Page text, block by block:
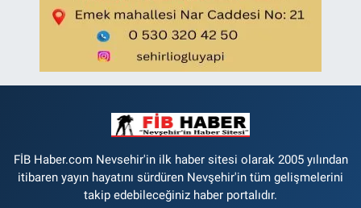
FİB Haber.com Nevsehir'in ilk haber sitesi olarak 2005 yılından
itibaren yayın hayatını sürdüren Nevşehir'in tüm gelişmelerini
takip edebileceğiniz haber portalıdır.